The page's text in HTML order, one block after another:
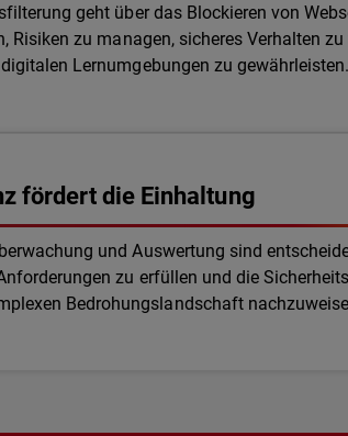
geht über das Blockieren von
Risiken zu managen, sicheres Verhalten
Lernumgebungen zu gewährleisten.
fördert die Einhaltung
und Auswertung sind
zu erfüllen und die
Bedrohungslandschaft